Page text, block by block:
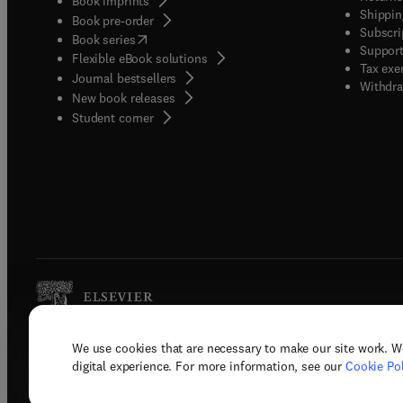
We use cookies that are necessary to make our site work.
digital experience. For more information, see our Cookie
Book pre-order
Book series(opens in new tab/window
Flexible eBook solutions
Journal bestsellers
New book releases
Student corner( opens in new tab/window
Tax
Copyright © 2026 Elsevier, its